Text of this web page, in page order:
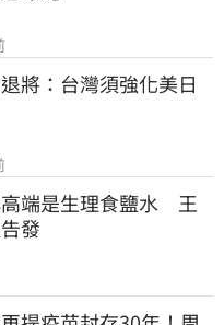
將：台灣須強化美日
端是生理食鹽水　王
發